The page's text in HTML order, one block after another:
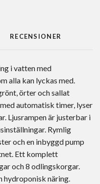
RECENSIONER
i vatten med
alla kan lyckas med.
örter och sallat
automatisk timer, lyser
Ljusrampen är justerbar i
Rymlig
och en inbyggd pump
Ett komplett
och 8 odlingskorgar.
hydroponisk näring.